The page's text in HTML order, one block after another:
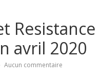
avril 2020
Aucun commentaire